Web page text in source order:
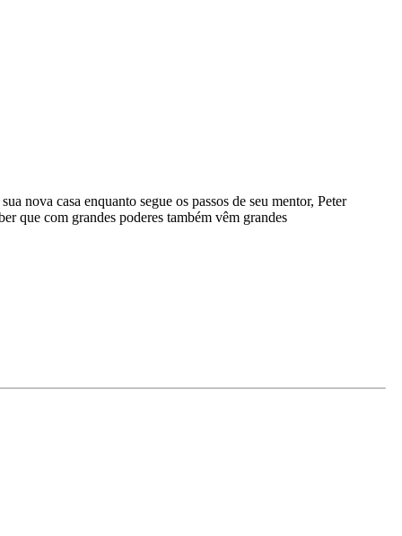
nova casa enquanto segue os passos de seu mentor, Peter
que com grandes poderes também vêm grandes